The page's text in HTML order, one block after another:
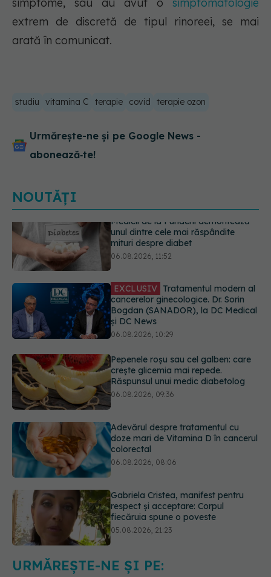
simptome, sau au avut o simptomatologie
extrem de discretă de tipul rinoreei, se mai
arată în comunicat.
studiu vitamina C terapie covid terapie ozon
Urmărește-ne și pe Google News -
abonează‑te!
NOUTĂȚI
EXCLUSIV Tratamentul modern al
cancerelor ginecologice. Dr. Sorin
Bogdan (SANADOR), la DC Medical
06.08.2026, 10:29
Pepenele roșu sau cel galben: care
crește glicemia mai repede.
Răspunsul unui medic diabetolog
Adevărul despre tratamentul cu
doze mari de Vitamina D în cancerul
colorectal
Gabriela Cristea, manifest pentru
respect și acceptare: Corpul
fiecăruia spune o poveste
Medicii de la Fundeni demontează
unul dintre cele mai răspândite
mituri despre diabet
URMĂREȘTE-NE ȘI PE: